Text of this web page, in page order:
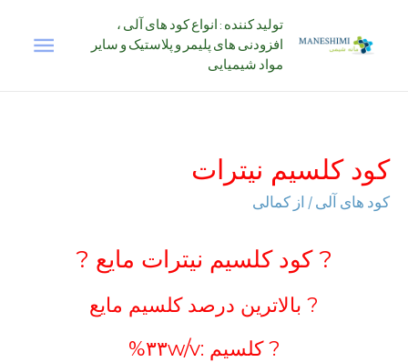
تولید کننده : انواع کود های آلی ،
افزودنی های پلیمر و پلاستیک و سایر
مواد شیمیایی
کود کلسیم نیترات
کود های آلی / از کمالی
? کود کلسیم نیترات مایع ?
? بالاترین درصد کلسیم مایع
? کلسیم :۳۳w/v%